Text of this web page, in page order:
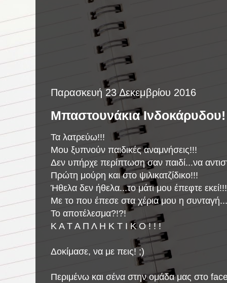
Παρασκευή 23 Δεκεμβρίου 2016
Μπαστουνάκια Ινδοκάρυδου!
Τα λατρεύω!!!
Μου ξυπνούν παιδικές αναμνήσεις!!!
Δεν υπήρχε περίπτωση σαν παιδί...να
Πρώτη μούρη και στο ψιλικατζίδικο!!!
Ήθελα δεν ήθελα...το μάτι μου έπεφτε εκεί!!!
Με το που έπεσε στα χέρια μου η
Το αποτέλεσμα?!?!
Κ Α Τ Α Π Λ Η Κ Τ Ι Κ Ο ! ! !
Δοκίμασε, να με πεις! ;)
Περιμένω και σένα στην ομάδα μας στο